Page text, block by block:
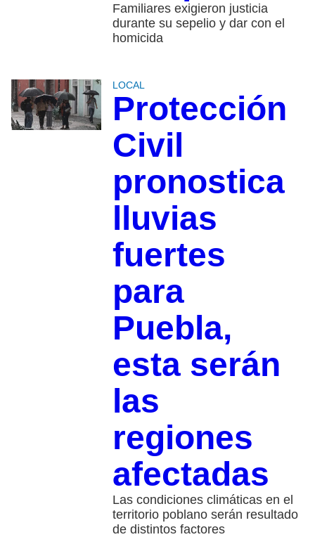
Familiares exigieron justicia
durante su sepelio y dar con el
homicida
LOCAL
Protección
Civil
pronostica
lluvias
fuertes
para
Puebla,
esta serán
las
regiones
afectadas
Las condiciones climáticas en el
territorio poblano serán resultado
de distintos factores